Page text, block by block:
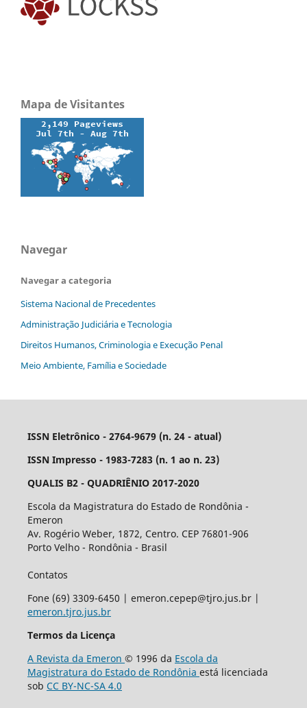
Mapa de Visitantes
Navegar
Navegar a categoria
Sistema Nacional de Precedentes
Administração Judiciária e Tecnologia
Direitos Humanos, Criminologia e Execução Penal
Meio Ambiente, Família e Sociedade
ISSN Eletrônico - 2764-9679 (n. 24 - atual)
ISSN Impresso - 1983-7283 (n. 1 ao n. 23)
QUALIS B2 - QUADRIÊNIO 2017-2020
Escola da Magistratura do Estado de Rondônia -
Emeron
Av. Rogério Weber, 1872, Centro. CEP 76801-906
Porto Velho - Rondônia - Brasil
Contatos
Fone (69) 3309-6450 | emeron.cepep@tjro.jus.br |
emeron.tjro.jus.br
Termos da Licença
A Revista da Emeron © 1996 da Escola da
Magistratura do Estado de Rondônia está licenciada
sob CC BY-NC-SA 4.0